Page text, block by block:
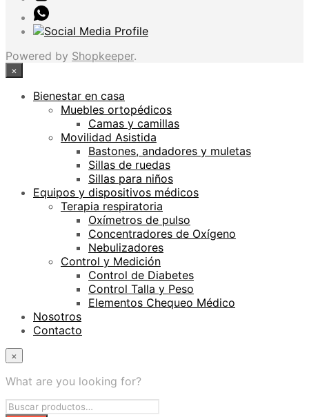
Powered by Shopkeeper.
×
Bienestar en casa
Muebles ortopédicos
Camas y camillas
Movilidad Asistida
Bastones, andadores y muletas
Sillas de ruedas
Sillas para niños
Equipos y dispositivos médicos
Terapia respiratoria
Oxímetros de pulso
Concentradores de Oxígeno
Nebulizadores
Control y Medición
Control de Diabetes
Control Talla y Peso
Elementos Chequeo Médico
Nosotros
Contacto
×
What are you looking for?